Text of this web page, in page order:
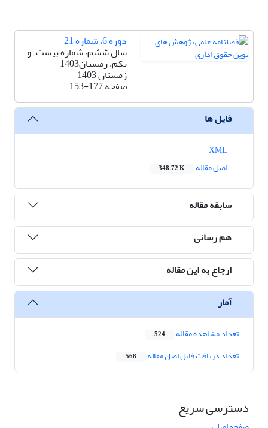
دوره 6، شماره 21
سال ششم، شماره بیست , و
یکم، زمستان1403
زمستان 1403
صفحه153-177
فایل ها
اصل مقاله
348.72 K
سابقه مقاله
هم رسانی
ارجاع به این مقاله
آمار
تعداد مشاهده مقاله 524
تعداد دریافت فایل اصل مقاله 568
دسترسی سریع